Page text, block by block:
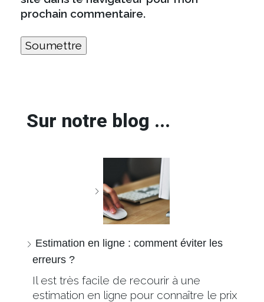
prochain commentaire.
Sur notre blog ...
Estimation en ligne : comment éviter les
erreurs ?
Il est très facile de recourir à une
estimation en ligne pour connaître le prix